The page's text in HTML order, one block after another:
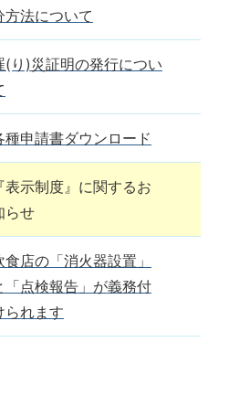
方法について
(り)災証明の発行につい
種申請書ダウンロード
『表示制度』に関するお
らせ
食店の「消火器設置」
「点検報告」が義務付
られます